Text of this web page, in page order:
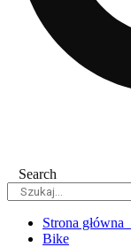
Search
Strona główna
Bike